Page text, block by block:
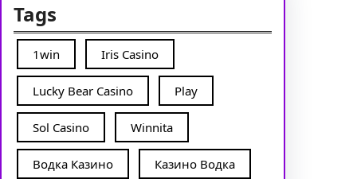
Tags
1win Iris Casino
Lucky Bear Casino Play
Sol Casino Winnita
Водка Казино Казино Водка